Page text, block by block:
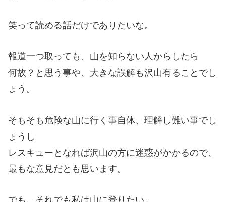
笑って読める話だけでありたいな。
報道一つ取っても、山を知らない人からしたら
何故？と思う事や、大きな誤解も沢山有ることでし
ょう。
そもそも危険な山に行く事自体、理解し難い事でし
ょうし
レスキューとなれば沢山の方に迷惑がかかるので、
最もな意見だとも思います。